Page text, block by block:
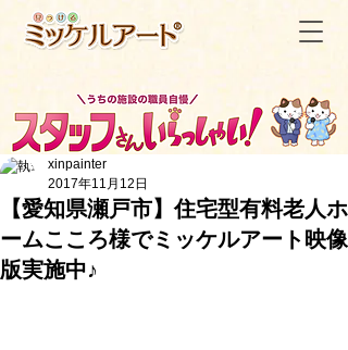
＜記事一覧へ戻る
【愛知県瀬戸市】住宅型有料老人ホ
ームこころ様でミッケルアート映像
版実施中♪
xinpainter
2017年11月12日